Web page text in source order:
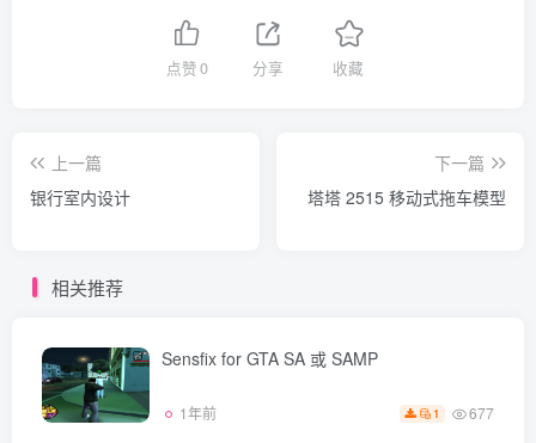
点赞0 分享 收藏
上一篇
银行室内设计
下一篇
塔塔 2515 移动式拖车模型
相关推荐
Sensfix for GTA SA 或 SAMP
1年前 1 677